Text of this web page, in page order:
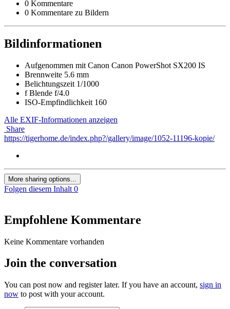
0 Kommentare
0 Kommentare zu Bildern
Bildinformationen
Aufgenommen mit Canon Canon PowerShot SX200 IS
Brennweite 5.6 mm
Belichtungszeit 1/1000
f Blende f/4.0
ISO-Empfindlichkeit 160
Alle EXIF-Informationen anzeigen
Share
https://tigerhome.de/index.php?/gallery/image/1052-11196-kopie/
More sharing options...
Folgen diesem Inhalt 0
Empfohlene Kommentare
Keine Kommentare vorhanden
Join the conversation
You can post now and register later. If you have an account, sign in
now to post with your account.